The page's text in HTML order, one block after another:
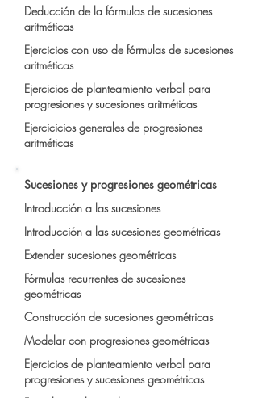
Deducción de la fórmulas de sucesiones
aritméticas
Ejercicios con uso de fórmulas de sucesiones
aritméticas
Ejercicios de planteamiento verbal para
progresiones y sucesiones aritméticas
Ejercicicios generales de progresiones
aritméticas
Sucesiones y progresiones geométricas
Introducción a las sucesiones
Introducción a las sucesiones geométricas
Extender sucesiones geométricas
Fórmulas recurrentes de sucesiones
geométricas
Construcción de sucesiones geométricas
Modelar con progresiones geométricas
Ejercicios de planteamiento verbal para
progresiones y sucesiones geométricas